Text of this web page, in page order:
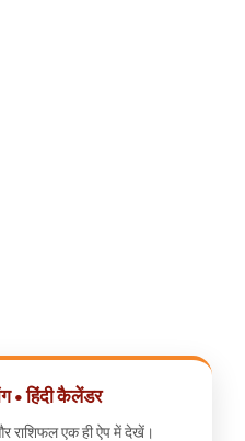
• हिंदी कैलेंडर
राशिफल एक ही ऐप में देखें।